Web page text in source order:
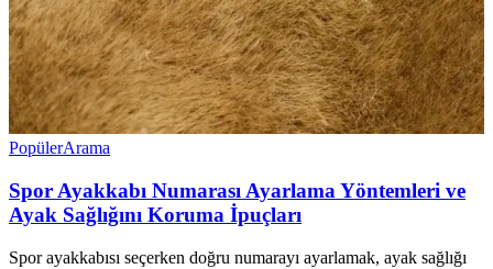
PopülerArama
Spor Ayakkabı Numarası Ayarlama Yöntemleri ve
Ayak Sağlığını Koruma İpuçları
Spor ayakkabısı seçerken doğru numarayı ayarlamak, ayak sağlığı